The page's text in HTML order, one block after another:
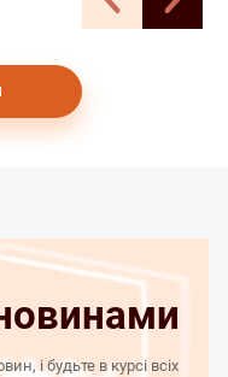
і будьте в курсі всіх